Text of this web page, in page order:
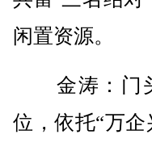
闲置资源。
金涛：门头
位，依托“万